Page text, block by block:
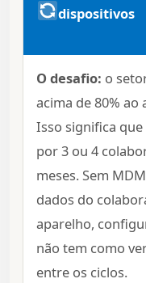
dispositivos
O desafio: o
acima de 80% ao
Isso significa
por 3 ou 4
meses. Sem
dados do
aparelho,
não tem como
entre os ciclos.